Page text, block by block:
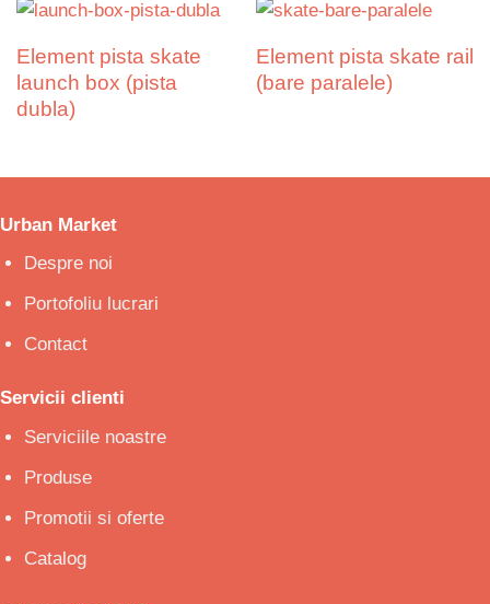
Element pista skate
launch box (pista
dubla)
Element pista skate rail
(bare paralele)
Urban Market
Despre noi
Portofoliu lucrari
Contact
Servicii clienti
Serviciile noastre
Produse
Promotii si oferte
Catalog